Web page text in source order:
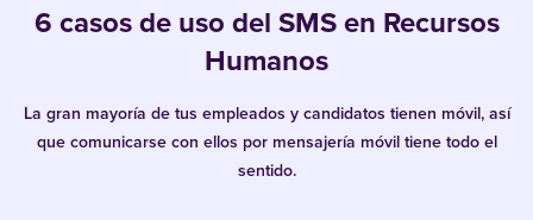
6 casos de uso del SMS en Recursos
Humanos
La gran mayoría de tus empleados y candidatos tienen móvil, así
que comunicarse con ellos por mensajería móvil tiene todo el
sentido.